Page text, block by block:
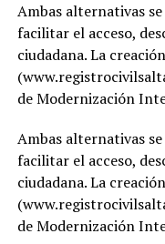
Ambas alternativas
facilitar el acceso,
ciudadana. La
de Modernización
Ambas alternativas
facilitar el acceso,
ciudadana. La
de Modernización